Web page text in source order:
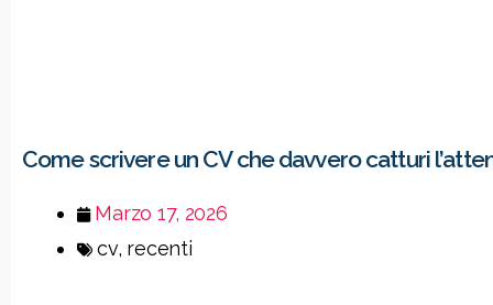
Come scrivere un CV che davvero catturi
Marzo 17, 2026
cv, recenti